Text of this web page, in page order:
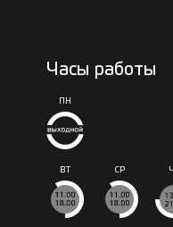
Часы работы
ПН
ВТ СР